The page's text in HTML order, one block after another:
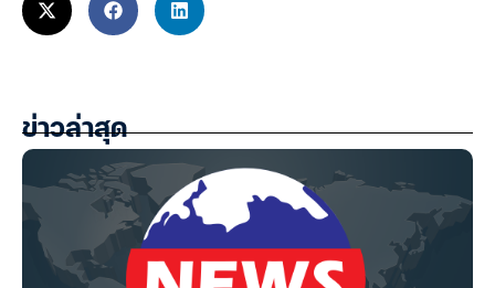
ข่าวล่าสุด